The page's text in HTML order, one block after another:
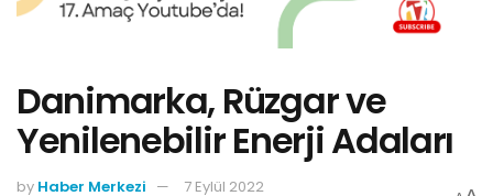
Danimarka, Rüzgar ve
Yenilenebilir Enerji Adaları
by Haber Merkezi
7 Eylül 2022